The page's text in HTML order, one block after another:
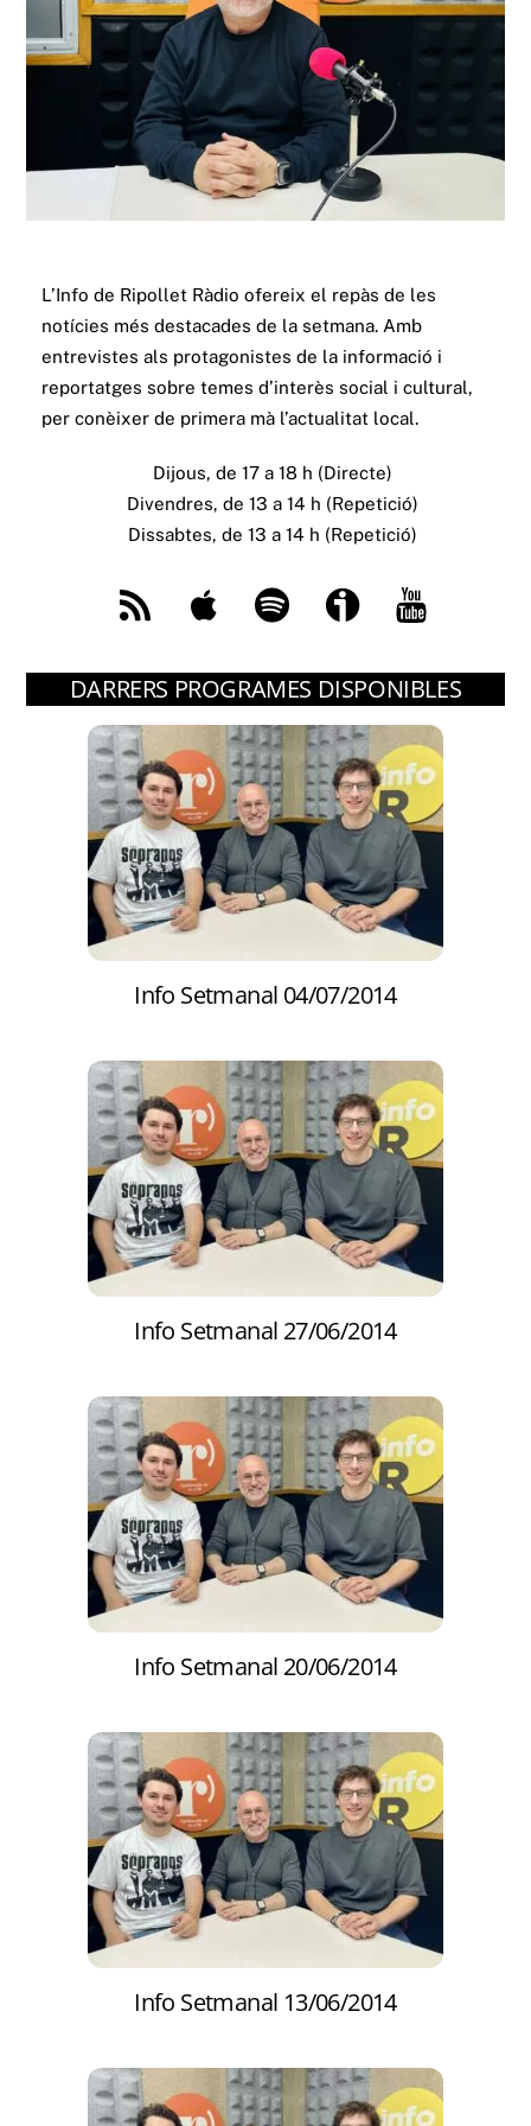
L’Info de Ripollet Ràdio ofereix el repàs de les
notícies més destacades de la setmana. Amb
entrevistes als protagonistes de la informació i
reportatges sobre temes d’interès social i cultural,
per conèixer de primera mà l’actualitat local.
Dijous, de 17 a 18 h (Directe)
Divendres, de 13 a 14 h (Repetició)
Dissabtes, de 13 a 14 h (Repetició)
RSS Apple Spotify Ivoox
You
DARRERS PROGRAMES DISPONIBLES
Info Setmanal 04/07/2014
Info Setmanal 27/06/2014
Info Setmanal 20/06/2014
Info Setmanal 13/06/2014